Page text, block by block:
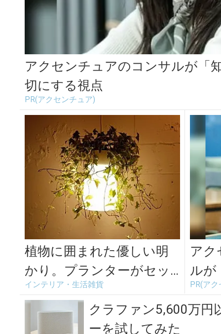
アクセンチュアのコンサルが「
切にする視点
PR(アクセンチュア)
植物に囲まれた優しい明
かり。プランターがセッ
トになったペンダントラ
イト「Plal...
インテリア・生活雑貨
アク
ルが
り大
PR(ア
クラファン5,600万円
ーを試してみた